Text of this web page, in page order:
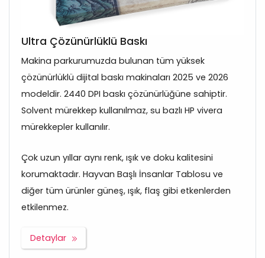
Ultra Çözünürlüklü Baskı
Makina parkurumuzda bulunan tüm yüksek
çözünürlüklü dijital baskı makinaları 2025 ve 2026
modeldir. 2440 DPI baskı çözünürlüğüne sahiptir.
Solvent mürekkep kullanılmaz, su bazlı HP vivera
mürekkepler kullanılır.
Çok uzun yıllar aynı renk, ışık ve doku kalitesini
korumaktadır. Hayvan Başlı İnsanlar Tablosu ve
diğer tüm ürünler güneş, ışık, flaş gibi etkenlerden
etkilenmez.
Detaylar